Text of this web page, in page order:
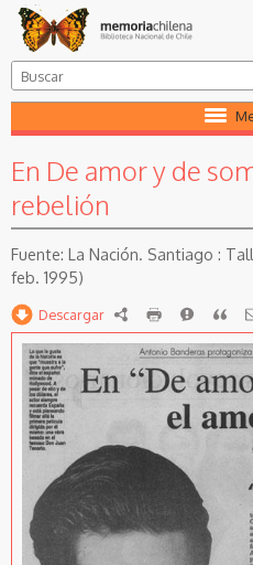
En De amor y de
rebelión
La Nación. Santiago :
feb. 1995)
Descargar RDF imprimirReportar